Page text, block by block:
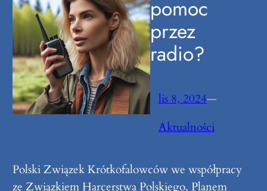
pomoc
przez
radio?
lis 8, 2024—
Aktualności
Polski Związek Krótkofalowców we współpracy
ze Związkiem Harcerstwa Polskiego, Planem